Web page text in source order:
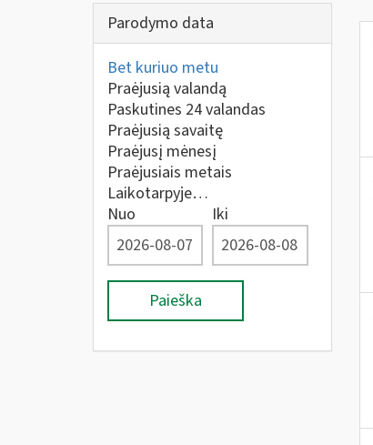
Parodymo data
Bet kuriuo metu
Praėjusią valandą
Paskutines 24 valandas
Praėjusią savaitę
Praėjusį mėnesį
Praėjusiais metais
Laikotarpyje…
Nuo
Iki
Paieška